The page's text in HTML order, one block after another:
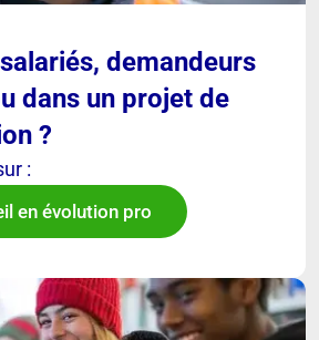
demandeurs
dans un projet de
?
:
en évolution pro